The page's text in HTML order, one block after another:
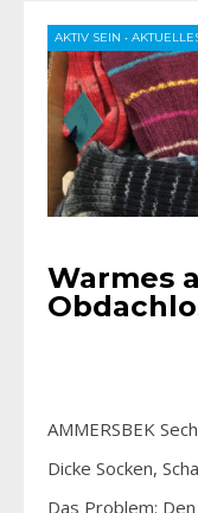
AKTIV SEIN •
Warmes
AMMERSBEK
Dicke Socken,
Das Problem: